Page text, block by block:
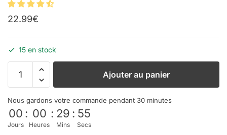
22.99€
15 en stock
Ajouter au panier
Nous gardons votre commande pendant 30 minutes
00
Jours
: 00
Heures
: 29
Mins
: 54
Secs